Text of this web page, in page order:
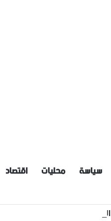
سياسة محليات اقتصاد
الرئيس الشرع: إنشاء ‌‏مستشفى